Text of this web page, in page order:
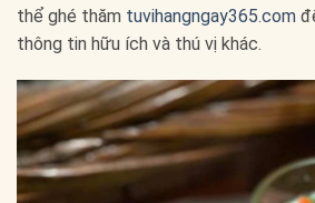
thể ghé thăm tuvihangngay365.com
thông tin hữu ích và thú vị khác.